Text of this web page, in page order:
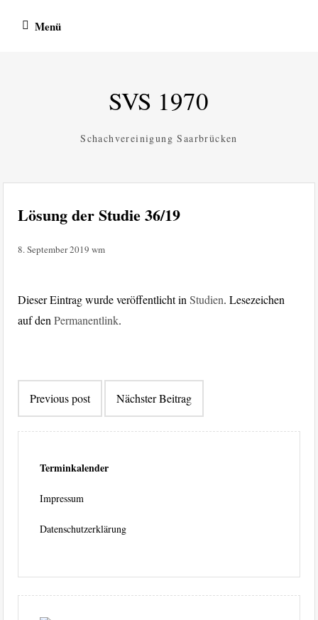
Inhalt Menü
SVS 1970
Schachvereinigung Saarbrücken
Lösung der Studie 36/19
8. September 2019 wm
Dieser Eintrag wurde veröffentlicht inStudien. Lesezeichen
auf denPermanentlink.
Previous post Nächster Beitrag
Terminkalender
Impressum
Datenschutzerklärung